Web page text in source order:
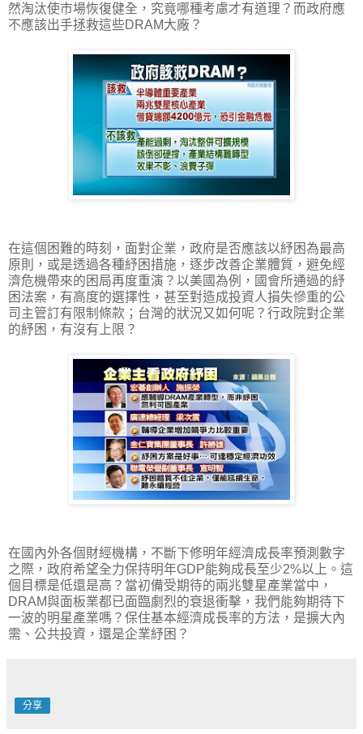
然淘汰使市場恢復健全，究竟哪種考慮才有道理？而政府應
不應該出手拯救這些DRAM大廠？
在這個困難的時刻，面對企業，政府是否應該以紓困為最高
原則，或是透過各種紓困措施，逐步改善企業體質，避免經
濟危機帶來的困局再度重演？以美國為例，國會所通過的紓
困法案，有高度的選擇性，甚至對造成投資人損失慘重的公
司主管訂有限制條款；台灣的狀況又如何呢？行政院對企業
的紓困，有沒有上限？
在國內外各個財經機構，不斷下修明年經濟成長率預測數字
之際，政府希望全力保持明年GDP能夠成長至少2%以上。這
個目標是低還是高？當初備受期待的兩兆雙星產業當中，
DRAM與面板業都已面臨劇烈的衰退衝擊，我們能夠期待下
一波的明星產業嗎？保住基本經濟成長率的方法，是擴大內
需、公共投資，還是企業紓困？
分享